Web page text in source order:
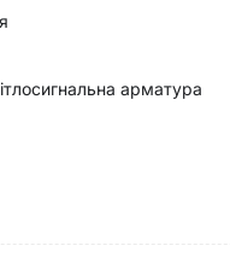
арматура